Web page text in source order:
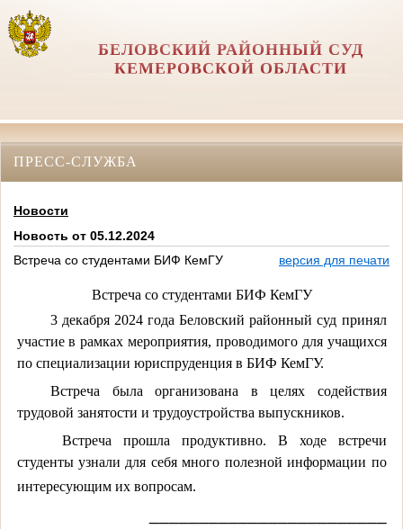
БЕЛОВСКИЙ РАЙОННЫЙ СУД
КЕМЕРОВСКОЙ ОБЛАСТИ
ПРЕСС-СЛУЖБА
Новости
Новость от 05.12.2024
Встреча со студентами БИФ КемГУ
версия для печати
Встреча со студентами БИФ КемГУ
3 декабря 2024 года Беловский районный суд принял
участие в рамках мероприятия, проводимого для учащихся
по специализации юриспруденцияв БИФ КемГУ.
Встреча была организована в целях содействия
трудовой занятости и трудоустройства выпускников.
Встреча прошла продуктивно. В ходе встречи
студенты узнали для себя много полезной информации по
интересующим их вопросам.